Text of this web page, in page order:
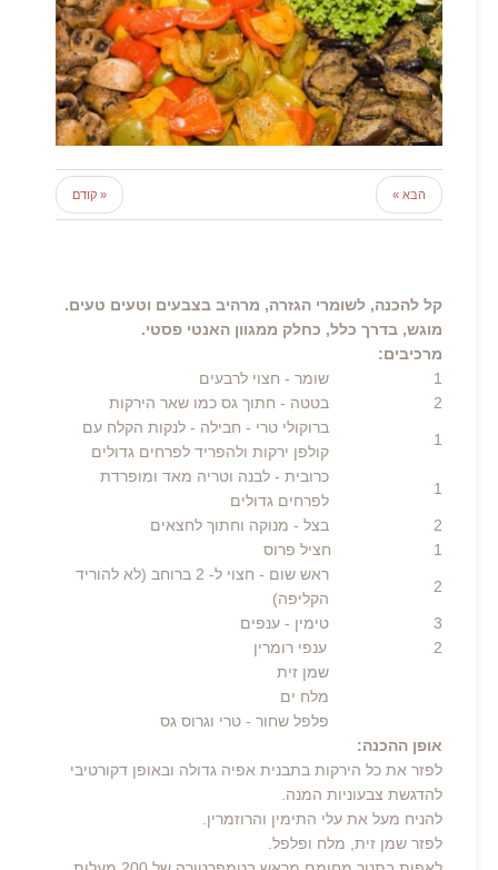
« קודם הבא »
קל להכנה, לשומרי הגזרה, מרהיב בצבעים וטעים טעים.
מוגש, בדרך כלל, כחלק ממגוון האנטי פסטי.
מרכיבים:
1
שומר - חצוי לרבעים
2
בטטה - חתוך גס כמו שאר הירקות
1
ברוקולי טרי - חבילה - לנקות הקלח עם
קולפן ירקות ולהפריד לפרחים גדולים
1
כרובית - לבנה וטריה מאד ומופרדת
לפרחים גדולים
2
בצל - מנוקה וחתוך לחצאים
1 חציל פרוס
2
ראש שום
- חצוי ל- 2 ברוחב (לא להוריד
הקליפה)
3
טימין - ענפים
2 ענפי רומרין
שמן זית
מלח ים
פלפל שחור - טרי וגרוס גס
אופן ההכנה:
לפזר את כל הירקות בתבנית אפיה גדולה ובאופן דקורטיבי
להדגשת צבעוניות המנה.
להניח מעל את עלי התימין והרוזמרין.
לפזר שמן זית, מלח ופלפל.